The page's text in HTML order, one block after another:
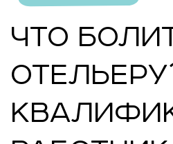
ЧТО